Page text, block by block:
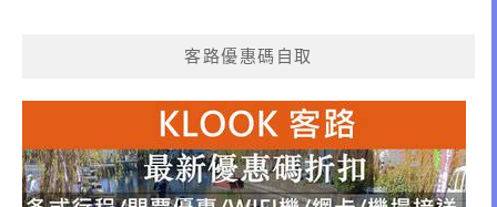
客路優惠碼自取